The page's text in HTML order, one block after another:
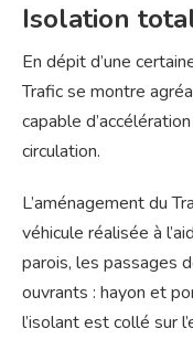
Isolation
En dépit d’une
Trafic se montre
capable
circulation.
L’aménagement du
véhicule réalisée à
parois, les passages
ouvrants : hayon et
l’isolant est collé sur